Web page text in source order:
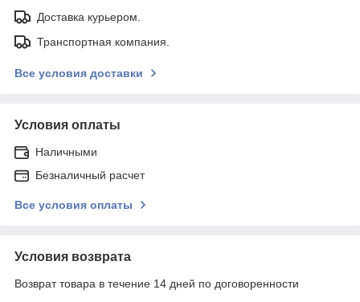
Доставка курьером.
Транспортная компания.
Все условия доставки
Условия оплаты
Наличными
Безналичный расчет
Все условия оплаты
Условия возврата
Возврат товара в течение 14 дней по договоренности